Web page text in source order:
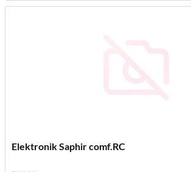
Elektronik Saphir comf.RC